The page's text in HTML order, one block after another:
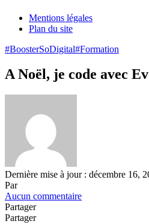
Mentions légales
Plan du site
#BoosterSoDigital#Formation
A Noël, je code avec
Dernière mise à jour : décembre 16,
Par
Aucun commentaire
Partager
Partager